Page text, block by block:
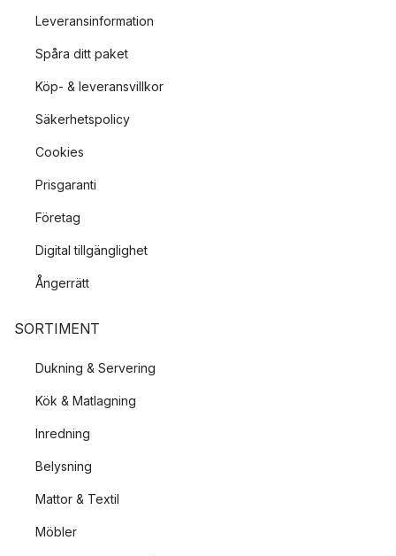
Leveransinformation
Spåra ditt paket
Köp- & leveransvillkor
Säkerhetspolicy
Cookies
Prisgaranti
Företag
Digital tillgänglighet
Ångerrätt
SORTIMENT
Dukning & Servering
Kök & Matlagning
Inredning
Belysning
Mattor & Textil
Möbler